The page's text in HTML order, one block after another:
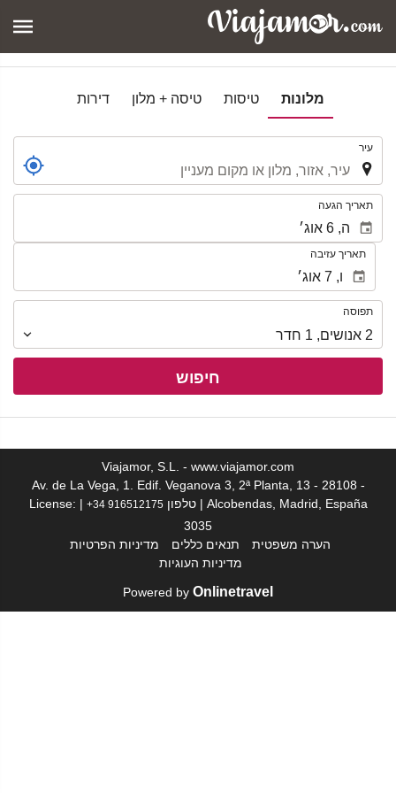
מלונות טיסות טיסה + מלון דירות
עיר
תאריך הגעה
תאריך עזיבה
תפוסה
תפוסה
2 אנושים 1 חדר
חיפוש
Viajamor, S.L. - www.viajamor.com
Av. de La Vega, 1. Edif. Veganova 3, 2ª Planta, 13 - 28108 -
Alcobendas, Madrid, España | טלפון
+34 916512175
| License:
3035
הערה משפטית
תנאים כללים
מדיניות הפרטיות
מדיניות העוגיות
Powered by Onlinetravel